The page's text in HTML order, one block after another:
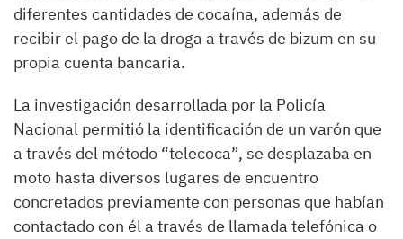
diferentes cantidades de cocaína, además de
recibir el pago de la droga a través de bizum en su
propia cuenta bancaria.
La investigación desarrollada por la Policía
Nacional permitió la identificación de un varón que
a través del método “telecoca”, se desplazaba en
moto hasta diversos lugares de encuentro
concretados previamente con personas que habían
contactado con él a través de llamada telefónica o